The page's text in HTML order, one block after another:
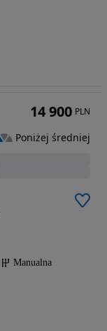
Manualna
14 900 PLN
Poniżej średniej